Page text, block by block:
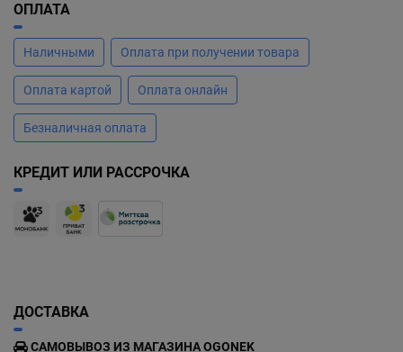
ОПЛАТА
Наличными Оплата при получении товара
Оплата картой Оплата онлайн
Безналичная оплата
КРЕДИТ ИЛИ РАССРОЧКА
ДОСТАВКА
САМОВЫВОЗ ИЗ МАГАЗИНА OGONEK